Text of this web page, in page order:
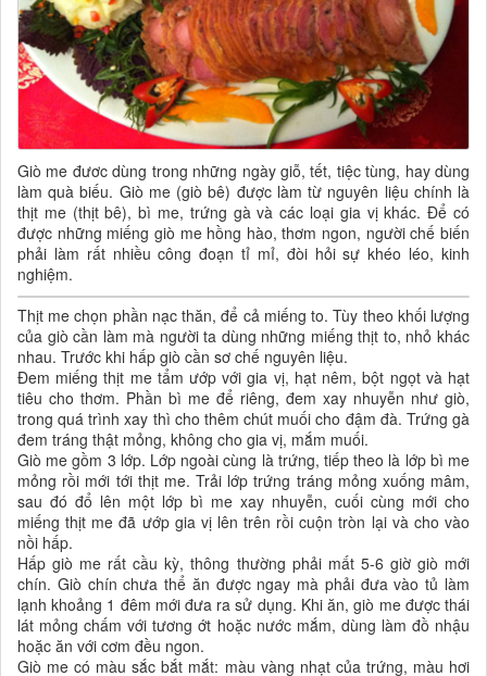
Giò me đươc dùng trong những ngày giỗ, tết, tiệc tùng, hay dùng
làm quà biếu. Giò me (giò bê) được làm từ nguyên liệu chính là
thịt me (thịt bê), bì me, trứng gà và các loại gia vị khác. Để có
được những miếng giò me hồng hào, thơm ngon, người chế biến
phải làm rất nhiều công đoạn tỉ mỉ, đòi hỏi sự khéo léo, kinh
nghiệm.
Thịt me chọn phần nạc thăn, để cả miếng to. Tùy theo khối lượng
của giò cần làm mà người ta dùng những miếng thịt to, nhỏ khác
nhau. Trước khi hấp giò cần sơ chế nguyên liệu.
Đem miếng thịt me tẩm ướp với gia vị, hạt nêm, bột ngọt và hạt
tiêu cho thơm. Phần bì me để riêng, đem xay nhuyễn như giò,
trong quá trình xay thì cho thêm chút muối cho đậm đà. Trứng gà
đem tráng thật mỏng, không cho gia vị, mắm muối.
Giò me gồm 3 lớp. Lớp ngoài cùng là trứng, tiếp theo là lớp bì me
mỏng rồi mới tới thịt me. Trải lớp trứng tráng mỏng xuống mâm,
sau đó đổ lên một lớp bì me xay nhuyễn, cuối cùng mới cho
miếng thịt me đã ướp gia vị lên trên rồi cuộn tròn lại và cho vào
nồi hấp.
Hấp giò me rất cầu kỳ, thông thường phải mất 5-6 giờ giò mới
chín. Giò chín chưa thể ăn được ngay mà phải đưa vào tủ làm
lạnh khoảng 1 đêm mới đưa ra sử dụng. Khi ăn, giò me được thái
lát mỏng chấm với tương ớt hoặc nước mắm, dùng làm đồ nhậu
hoặc ăn với cơm đều ngon.
Giò me có màu sắc bắt mắt: màu vàng nhạt của trứng, màu hơi